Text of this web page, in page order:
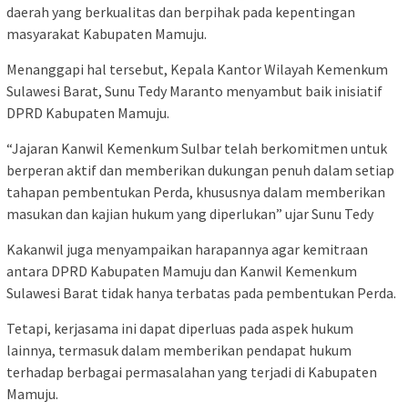
daerah yang berkualitas dan berpihak pada kepentingan
masyarakat Kabupaten Mamuju.
Menanggapi hal tersebut, Kepala Kantor Wilayah Kemenkum
Sulawesi Barat, Sunu Tedy Maranto menyambut baik inisiatif
DPRD Kabupaten Mamuju.
“Jajaran Kanwil Kemenkum Sulbar telah berkomitmen untuk
berperan aktif dan memberikan dukungan penuh dalam setiap
tahapan pembentukan Perda, khususnya dalam memberikan
masukan dan kajian hukum yang diperlukan” ujar Sunu Tedy
Kakanwil juga menyampaikan harapannya agar kemitraan
antara DPRD Kabupaten Mamuju dan Kanwil Kemenkum
Sulawesi Barat tidak hanya terbatas pada pembentukan Perda.
Tetapi, kerjasama ini dapat diperluas pada aspek hukum
lainnya, termasuk dalam memberikan pendapat hukum
terhadap berbagai permasalahan yang terjadi di Kabupaten
Mamuju.